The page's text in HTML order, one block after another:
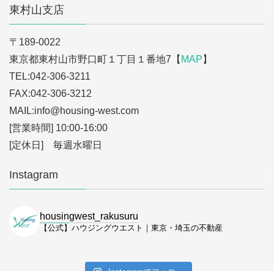
東村山支店
〒189-0022
東京都東村山市野口町１丁目１番地7【 MAP 】
TEL:042-306-3211
FAX:042-306-3212
MAIL:info@housing-west.com
[営業時間] 10:00-16:00
[定休日] 毎週水曜日
Instagram
housingwest_rakusuru
【公式】ハウジングウエスト｜東京・埼玉の不動産